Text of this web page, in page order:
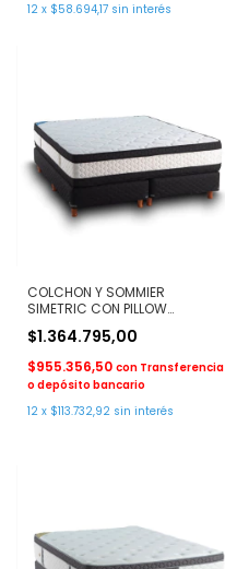
12 x $58.694,17 sin interés
COLCHON Y SOMMIER
SIMETRIC CON PILLOW
$1.364.795,00
$955.356,50 con Transferencia
o depósito bancario
12 x $113.732,92 sin interés